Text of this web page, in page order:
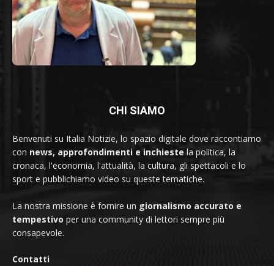
CHI SIAMO
Benvenuti su Italia Notizie, lo spazio digitale dove raccontiamo
con news, approfondimenti e inchieste la politica, la
cronaca, l'economia, l'attualità, la cultura, gli spettacoli e lo
sport e pubblichiamo video su queste tematiche.
La nostra missione è fornire un giornalismo accurato e
tempestivo per una community di lettori sempre più
consapevole.
Contatti